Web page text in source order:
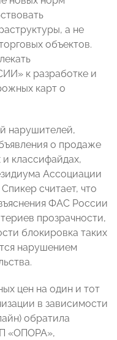
а не
объектов.
к разработке и
карт о
нарушителей,
о продаже
и классифайдах,
Ассоциации
Спикер считает, что
ФАС России
прозрачности,
блокировка таких
нарушением
цен на один и тот
в зависимости
обратила
«ОПОРА»,